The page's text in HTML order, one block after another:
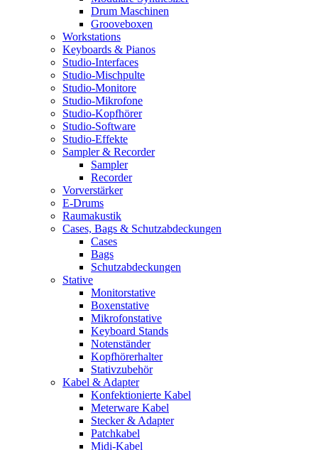
Drum Maschinen
Grooveboxen
Workstations
Keyboards & Pianos
Studio-Interfaces
Studio-Mischpulte
Studio-Monitore
Studio-Mikrofone
Studio-Kopfhörer
Studio-Software
Studio-Effekte
Sampler & Recorder
Sampler
Recorder
Vorverstärker
E-Drums
Raumakustik
Cases, Bags & Schutzabdeckungen
Cases
Bags
Schutzabdeckungen
Stative
Monitorstative
Boxenstative
Mikrofonstative
Keyboard Stands
Notenständer
Kopfhörerhalter
Stativzubehör
Kabel & Adapter
Konfektionierte Kabel
Meterware Kabel
Stecker & Adapter
Patchkabel
Midi-Kabel